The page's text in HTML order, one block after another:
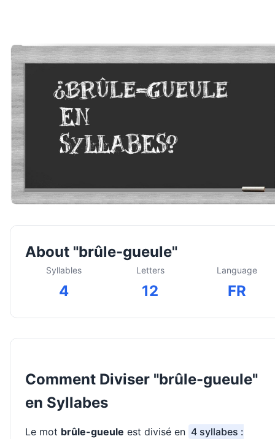
About "brûle-gueule"
Syllables
4
Letters
12
Language
FR
Comment Diviser "brûle-gueule"
en Syllabes
Le mot brûle-gueule est divisé en 4 syllabes :